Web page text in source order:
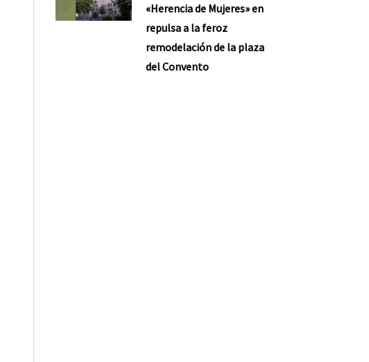
«Herencia de Mujeres» en
repulsa a la feroz
remodelación de la plaza
del Convento